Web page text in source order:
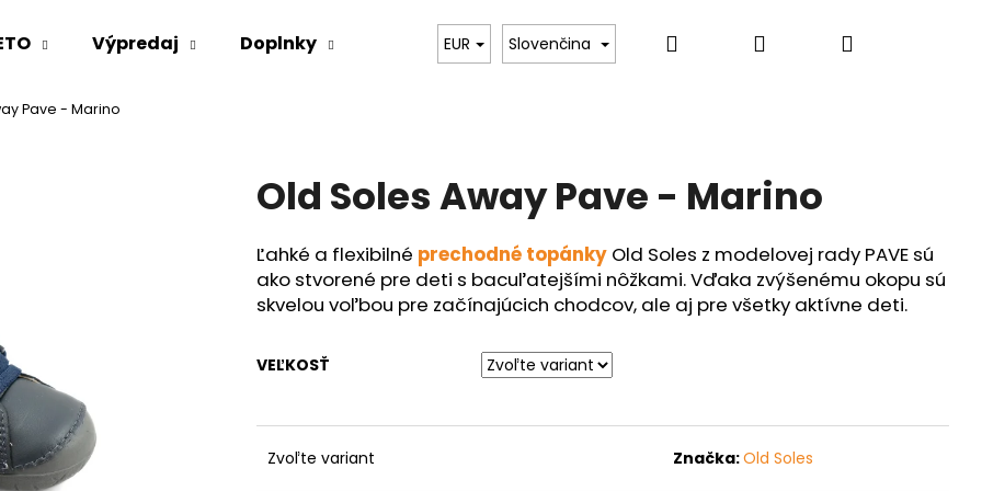
Výpredaj Doplnky Oblečenie Kontakt
EUR Slovenčina Hľadať PrihlásenieNákupný
Pave - Marino
Old Soles Away Pave - Marino
Ľahké a flexibilné prechodné topánky Old Soles z modelovej rady PAVE sú
ako stvorené pre deti s bacuľatejšími nôžkami. Vďaka zvýšenému okopu sú
skvelou voľbou pre začínajúcich chodcov, ale aj pre všetky aktívne deti.
VEĽKOSŤ
Zvoľte variant Značka:Old Soles
Čo potrebujete nájsť?
HĽADAŤ